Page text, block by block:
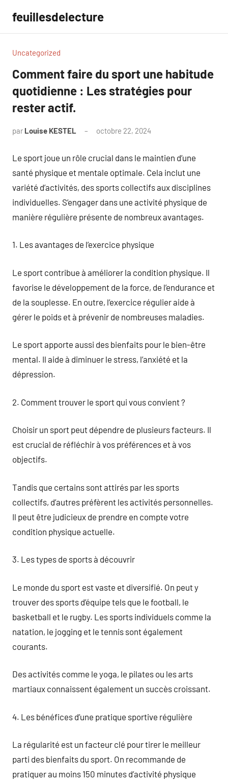
contenu
feuillesdelecture
Uncategorized
Comment faire du sport une habitude
quotidienne : Les stratégies pour
rester actif.
par Louise KESTEL octobre 22, 2024
Le sport joue un rôle crucial dans le maintien d’une
santé physique et mentale optimale. Cela inclut une
variété d’activités, des sports collectifs aux disciplines
individuelles. S’engager dans une activité physique de
manière régulière présente de nombreux avantages.
1. Les avantages de l’exercice physique
Le sport contribue à améliorer la condition physique. Il
favorise le développement de la force, de l’endurance et
de la souplesse. En outre, l’exercice régulier aide à
gérer le poids et à prévenir de nombreuses maladies.
Le sport apporte aussi des bienfaits pour le bien-être
mental. Il aide à diminuer le stress, l’anxiété et la
dépression.
2. Comment trouver le sport qui vous convient ?
Choisir un sport peut dépendre de plusieurs facteurs. Il
est crucial de réfléchir à vos préférences et à vos
objectifs.
Tandis que certains sont attirés par les sports
collectifs, d’autres préfèrent les activités personnelles.
Il peut être judicieux de prendre en compte votre
condition physique actuelle.
3. Les types de sports à découvrir
Le monde du sport est vaste et diversifié. On peut y
trouver des sports d’équipe tels que le football, le
basketball et le rugby. Les sports individuels comme la
natation, le jogging et le tennis sont également
courants.
Des activités comme le yoga, le pilates ou les arts
martiaux connaissent également un succès croissant.
4. Les bénéfices d’une pratique sportive régulière
La régularité est un facteur clé pour tirer le meilleur
parti des bienfaits du sport. On recommande de
pratiquer au moins 150 minutes d’activité physique